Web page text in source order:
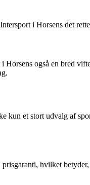
i Horsens det
Horsens også en bred
kun et stort udvalg af
hvilket